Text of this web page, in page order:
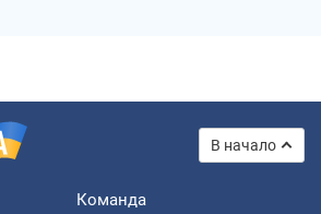
В начало
Команда